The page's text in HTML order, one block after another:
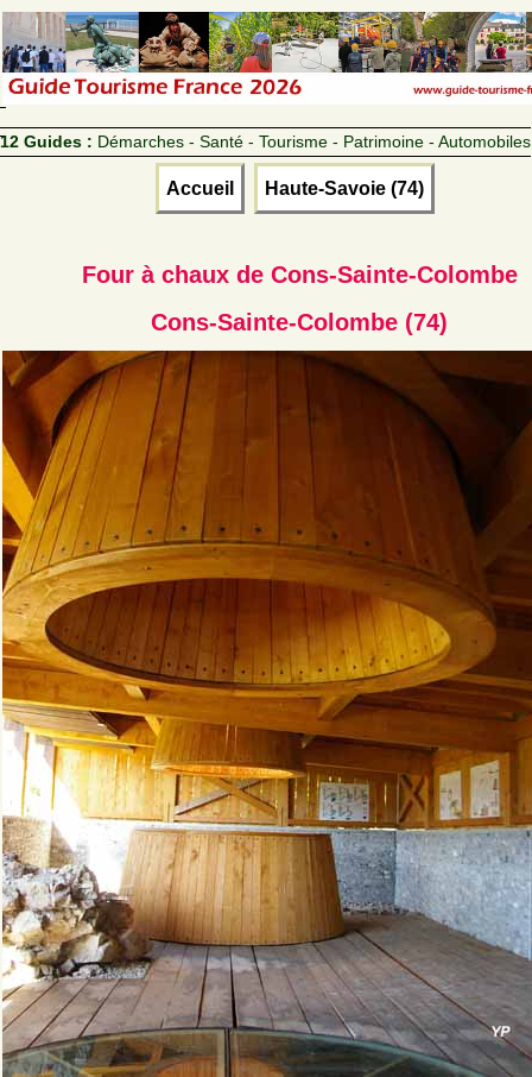
12 Guides : Démarches - Santé - Tourisme - Patrimoine - Automobiles
Accueil Haute-Savoie (74)
Four à chaux de Cons-Sainte-Colombe
Cons-Sainte-Colombe (74)